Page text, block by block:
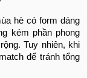
hè có form dáng
kém phần phong
Tuy nhiên, khi
để tránh tổng